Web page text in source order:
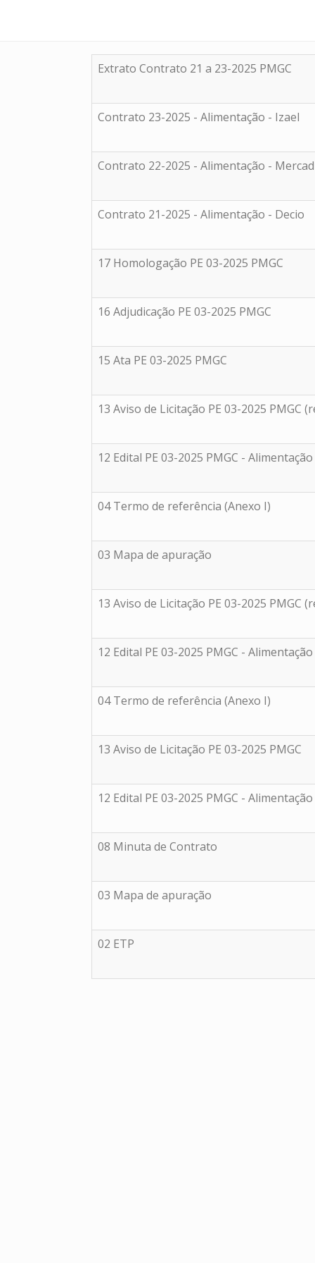
Extrato Contrato 21 a 23-2025 PMGC
Contrato 23-2025 - Alimentação - Izael
Contrato 22-2025 - Alimentação -
Contrato 21-2025 - Alimentação - Decio
17 Homologação PE 03-2025 PMGC
16 Adjudicação PE 03-2025 PMGC
15 Ata PE 03-2025 PMGC
13 Aviso de Licitação PE 03-2025 PMGC
12 Edital PE 03-2025 PMGC -
04 Termo de referência (Anexo I)
03 Mapa de apuração
13 Aviso de Licitação PE 03-2025 PMGC
12 Edital PE 03-2025 PMGC -
04 Termo de referência (Anexo I)
13 Aviso de Licitação PE 03-2025 PMGC
12 Edital PE 03-2025 PMGC -
08 Minuta de Contrato
03 Mapa de apuração
02 ETP